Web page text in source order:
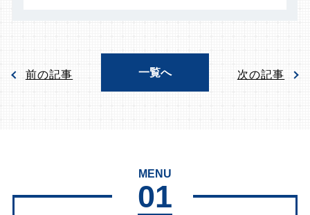
前の記事 一覧へ 次の記事
MENU
01